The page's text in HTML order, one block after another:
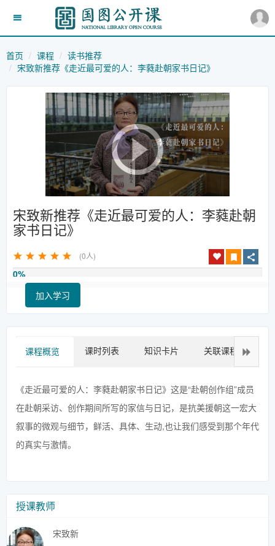
首页 课程
读书推荐
宋致新推荐《走近最可爱的人：李蕤赴朝家书日记》
宋致新推荐《走近最可爱的人：李蕤赴朝
家书日记》
(0人)
0%
加入学习
课程概览 课时列表 知识卡片 关联课程
《走近最可爱的人：李蕤赴朝家书日记》这是“赴朝创作组”成员
在赴朝采访、创作期间所写的家信与日记，是抗美援朝这一宏大
叙事的微观与细节，鲜活、具体、生动,也让我们感受到那个年代
的真实与激情。
授课教师
宋致新